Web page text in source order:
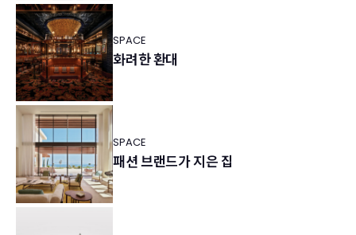
SPACE
화려한 환대
SPACE
패션 브랜드가 지은 집